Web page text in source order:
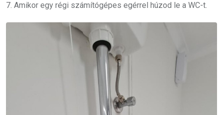
7. Amikor egy régi számítógépes egérrel húzod le a WC-t.